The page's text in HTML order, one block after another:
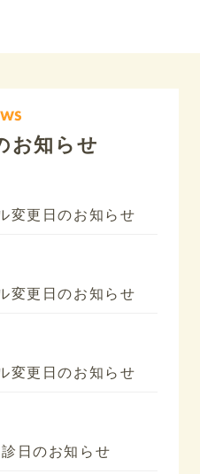
お知らせ
変更日のお知らせ
変更日のお知らせ
変更日のお知らせ
日のお知らせ